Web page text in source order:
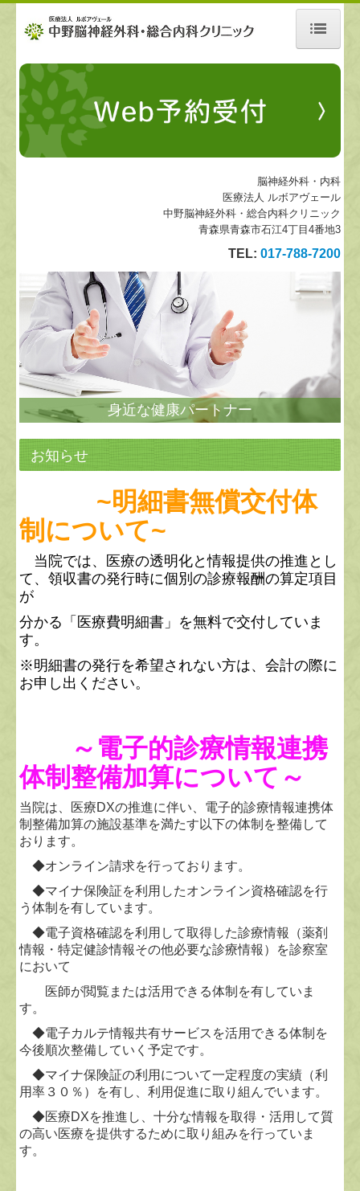
ホーム
当院について
診療案内
個人情報保護方針
脳神経外科・内科
医療法人 ルボアヴェール
中野脳神経外科・総合内科クリニック
青森県青森市石江4丁目4番地3
TEL: 017-788-7200
身近な健康パートナー
お知らせ
~明細書無償交付体
制について~
当院では、医療の透明化と情報提供の推進とし
て、領収書の発行時に個別の診療報酬の算定項目
が
分かる「医療費明細書」を無料で交付していま
す。
※明細書の発行を希望されない方は、会計の際に
お申し出ください。
～ 電子的診療情報連携
体制整備加算について～
当院は、医療DXの推進に伴い、電子的診療情報連携体
制整備加算の施設基準を満たす以下の体制を整備して
おります。
◆オンライン請求を行っております。
◆マイナ保険証を利用したオンライン資格確認を行
う体制を有しています。
◆電子資格確認を利用して取得した診療情報（薬剤
情報・特定健診情報その他必要な診療情報）を診察室
において
医師が閲覧または活用できる体制を有していま
す。
◆電子カルテ情報共有サービスを活用できる体制を
今後順次整備していく予定です。
◆マイナ保険証の利用について一定程度の実績（利
用率３０％）を有し、利用促進に取り組んでいます。
◆医療DXを推進し、十分な情報を取得・活用して質
の高い医療を提供するために取り組みを行っていま
す。